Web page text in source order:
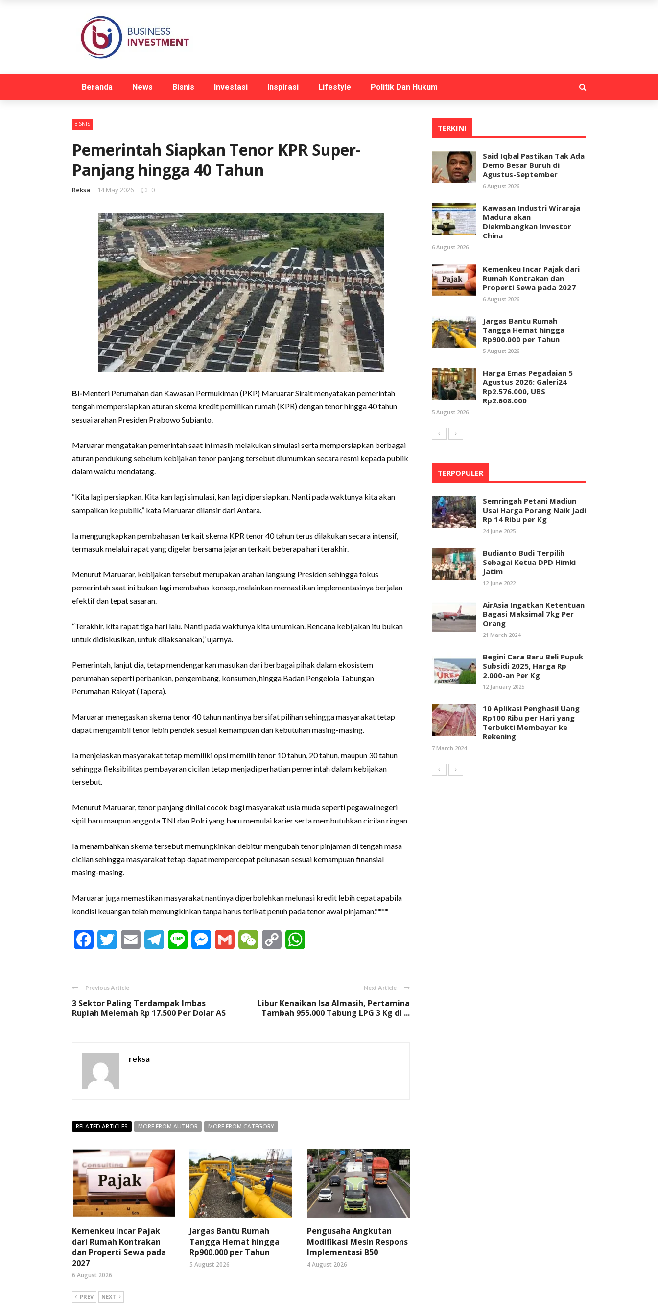
Beranda News Bisnis Investasi Inspirasi Lifestyle Politik Dan Hukum
BISNIS
Pemerintah Siapkan Tenor KPR Super-
Panjang hingga 40 Tahun
Reksa 14 May 2026 0
BI-Menteri Perumahan dan Kawasan Permukiman (PKP) Maruarar Sirait menyatakan pemerintah
tengah mempersiapkan aturan skema kredit pemilikan rumah (KPR) dengan tenor hingga 40 tahun
sesuai arahan Presiden Prabowo Subianto.
Maruarar mengatakan pemerintah saat ini masih melakukan simulasi serta mempersiapkan berbagai
aturan pendukung sebelum kebijakan tenor panjang tersebut diumumkan secara resmi kepada publik
dalam waktu mendatang.
“Kita lagi persiapkan. Kita kan lagi simulasi, kan lagi dipersiapkan. Nanti pada waktunya kita akan
sampaikan ke publik,” kata Maruarar dilansir dari Antara.
Ia mengungkapkan pembahasan terkait skema KPR tenor 40 tahun terus dilakukan secara intensif,
termasuk melalui rapat yang digelar bersama jajaran terkait beberapa hari terakhir.
Menurut Maruarar, kebijakan tersebut merupakan arahan langsung Presiden sehingga fokus
pemerintah saat ini bukan lagi membahas konsep, melainkan memastikan implementasinya berjalan
efektif dan tepat sasaran.
“Terakhir, kita rapat tiga hari lalu. Nanti pada waktunya kita umumkan. Rencana kebijakan itu bukan
untuk didiskusikan, untuk dilaksanakan,” ujarnya.
Pemerintah, lanjut dia, tetap mendengarkan masukan dari berbagai pihak dalam ekosistem
perumahan seperti perbankan, pengembang, konsumen, hingga Badan Pengelola Tabungan
Perumahan Rakyat (Tapera).
Maruarar menegaskan skema tenor 40 tahun nantinya bersifat pilihan sehingga masyarakat tetap
dapat mengambil tenor lebih pendek sesuai kemampuan dan kebutuhan masing-masing.
Ia menjelaskan masyarakat tetap memiliki opsi memilih tenor 10 tahun, 20 tahun, maupun 30 tahun
sehingga fleksibilitas pembayaran cicilan tetap menjadi perhatian pemerintah dalam kebijakan
tersebut.
Menurut Maruarar, tenor panjang dinilai cocok bagi masyarakat usia muda seperti pegawai negeri
sipil baru maupun anggota TNI dan Polri yang baru memulai karier serta membutuhkan cicilan ringan.
Ia menambahkan skema tersebut memungkinkan debitur mengubah tenor pinjaman di tengah masa
cicilan sehingga masyarakat tetap dapat mempercepat pelunasan sesuai kemampuan finansial
masing-masing.
Maruarar juga memastikan masyarakat nantinya diperbolehkan melunasi kredit lebih cepat apabila
kondisi keuangan telah memungkinkan tanpa harus terikat penuh pada tenor awal pinjaman.****
FacebookTwitter Email Telegram
Line Messenger
Gmail WeChat Copy
Previous Article
3 Sektor Paling Terdampak Imbas
Rupiah Melemah Rp 17.500 Per Dolar AS
Next Article
Libur Kenaikan Isa Almasih, Pertamina
Tambah 955.000 Tabung LPG 3 Kg di ...
reksa
RELATED ARTICLES MORE FROM AUTHOR MORE FROM CATEGORY
Kemenkeu Incar Pajak
dari Rumah Kontrakan
dan Properti Sewa pada
2027
6 August 2026
Jargas Bantu Rumah
Tangga Hemat hingga
Rp900.000 per Tahun
5 August 2026
Pengusaha Angkutan
Modifikasi Mesin Respons
Implementasi B50
4 August 2026
PREV NEXT
TERKINI
Said Iqbal Pastikan Tak Ada
Demo Besar Buruh di
Agustus-September
6 August 2026
Kawasan Industri Wiraraja
Madura akan
Diekmbangkan Investor
China
6 August 2026
Kemenkeu Incar Pajak dari
Rumah Kontrakan dan
Properti Sewa pada 2027
6 August 2026
Jargas Bantu Rumah
Tangga Hemat hingga
Rp900.000 per Tahun
5 August 2026
Harga Emas Pegadaian 5
Agustus 2026: Galeri24
Rp2.576.000, UBS
Rp2.608.000
5 August 2026
TERPOPULER
Semringah Petani Madiun
Usai Harga Porang Naik Jadi
Rp 14 Ribu per Kg
24 June 2025
Budianto Budi Terpilih
Sebagai Ketua DPD Himki
Jatim
12 June 2022
AirAsia Ingatkan Ketentuan
Bagasi Maksimal 7kg Per
Orang
21 March 2024
Begini Cara Baru Beli Pupuk
Subsidi 2025, Harga Rp
2.000-an Per Kg
12 January 2025
10 Aplikasi Penghasil Uang
Rp100 Ribu per Hari yang
Terbukti Membayar ke
Rekening
7 March 2024